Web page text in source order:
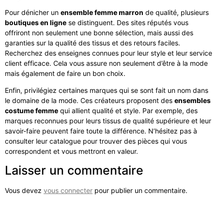
Pour dénicher un ensemble femme marron de qualité, plusieurs
boutiques en ligne se distinguent. Des sites réputés vous
offriront non seulement une bonne sélection, mais aussi des
garanties sur la qualité des tissus et des retours faciles.
Recherchez des enseignes connues pour leur style et leur service
client efficace. Cela vous assure non seulement d’être à la mode
mais également de faire un bon choix.
Enfin, privilégiez certaines marques qui se sont fait un nom dans
le domaine de la mode. Ces créateurs proposent des ensembles
costume femme qui allient qualité et style. Par exemple, des
marques reconnues pour leurs tissus de qualité supérieure et leur
savoir-faire peuvent faire toute la différence. N’hésitez pas à
consulter leur catalogue pour trouver des pièces qui vous
correspondent et vous mettront en valeur.
Laisser un commentaire
Vous devez vous connecter pour publier un commentaire.